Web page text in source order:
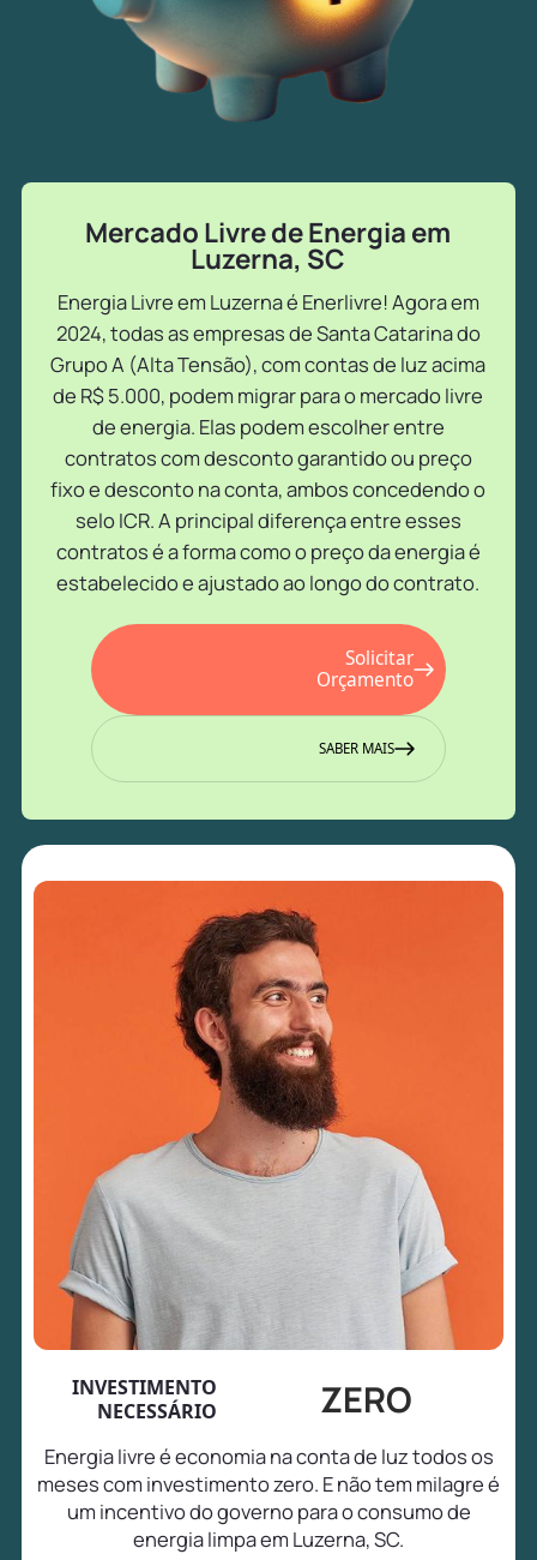
Mercado Livre de Energia em
Luzerna, SC
Energia Livre em Luzerna é Enerlivre! Agora em
2024, todas as empresas de Santa Catarina do
Grupo A (Alta Tensão), com contas de luz acima
de R$ 5.000, podem migrar para o mercado livre
de energia. Elas podem escolher entre
contratos com desconto garantido ou preço
fixo e desconto na conta, ambos concedendo o
selo ICR. A principal diferença entre esses
contratos é a forma como o preço da energia é
estabelecido e ajustado ao longo do contrato.
Solicitar
Orçamento
SABER MAIS
INVESTIMENTO
NECESSÁRIO
ZERO
Energia livre é economia na conta de luz todos os
meses com investimento zero. E não tem milagre é
um incentivo do governo para o consumo de
energia limpa em Luzerna, SC.